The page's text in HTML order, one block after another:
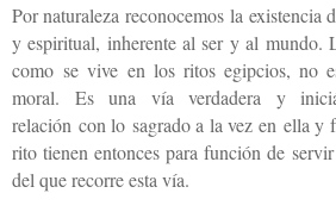
Por naturaleza reconocemos la existencia
y espiritual, inherente al ser y al mundo.
como se vive en los ritos egipcios, no
moral. Es una vía verdadera y
relación con lo sagrado a la vez en ella y
rito tienen entonces para función de
del que recorre esta vía.